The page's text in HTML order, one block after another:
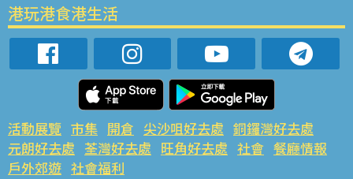
港玩港食港生活
活動展覽 市集 開倉 尖沙咀好去處 銅鑼灣好去處
元朗好去處 荃灣好去處 旺角好去處 社會 餐廳情報
戶外郊遊 社會福利